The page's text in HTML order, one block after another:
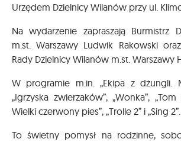
Urzędem Dzielnicy Wilanów przy ul.
Na wydarzenie zapraszają Burmistrz
m.st. Warszawy Ludwik Rakowski
Rady Dzielnicy Wilanów m.st. Warszawy
W programie m.in. „Ekipa z dżungli.
„Igrzyska zwierzaków”, „Wonka”, „Tom
Wielki czerwony pies”, „Trolle 2” i „Sing 2”.
To świetny pomysł na rodzinne,